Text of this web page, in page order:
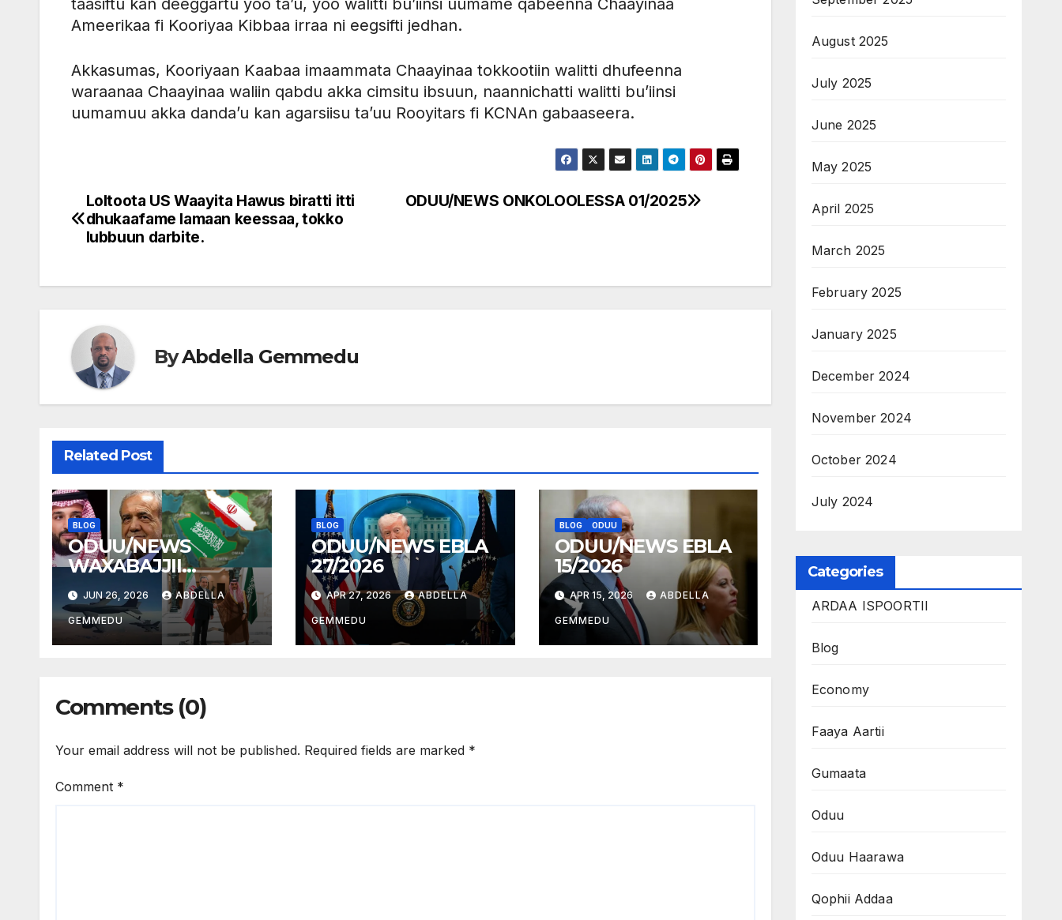
Ameerikaa fi Kooriyaa Kibbaa irraa ni eegsifti jedhan.
Akkasumas, Kooriyaan Kaabaa imaammata Chaayinaa tokkootiin walitti dhufeenna
waraanaa Chaayinaa waliin qabdu akka cimsitu ibsuun, naannichatti walitti bu’iinsi
uumamuu akka danda’u kan agarsiisu ta’uu Rooyitars fi KCNAn gabaaseera.
Post
navigation
ODUU/NEWS ONKOLOOLESSA 01/2025
Loltoota US Waayita Hawus biratti itti
dhukaafame lamaan keessaa, tokko
lubbuun darbite.
ByAbdella Gemmedu
Related Post
BLOG
ODUU/NEWS
WAXABAJJII
26/2026
JUN 26, 2026 ABDELLA
GEMMEDU
BLOG
ODUU/NEWS EBLA
27/2026
APR 27, 2026 ABDELLA
GEMMEDU
BLOG ODUU
ODUU/NEWS EBLA
15/2026
APR 15, 2026 ABDELLA
GEMMEDU
Comments (0)
Your email address will not be published. Required fields are marked *
Comment *
August 2025
July 2025
June 2025
May 2025
April 2025
March 2025
February 2025
January 2025
December 2024
November 2024
October 2024
July 2024
Categories
ARDAA ISPOORTII
Blog
Economy
Faaya Aartii
Gumaata
Oduu
Oduu Haarawa
Qophii Addaa